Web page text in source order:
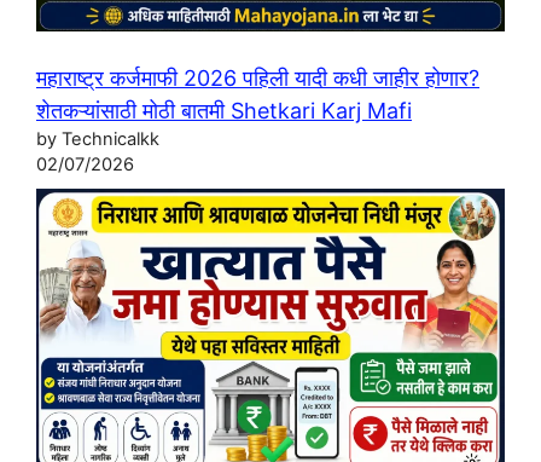
महाराष्ट्र कर्जमाफी 2026 पहिली यादी कधी जाहीर होणार?
शेतकऱ्यांसाठी मोठी बातमी Shetkari Karj Mafi
by Technicalkk
02/07/2026